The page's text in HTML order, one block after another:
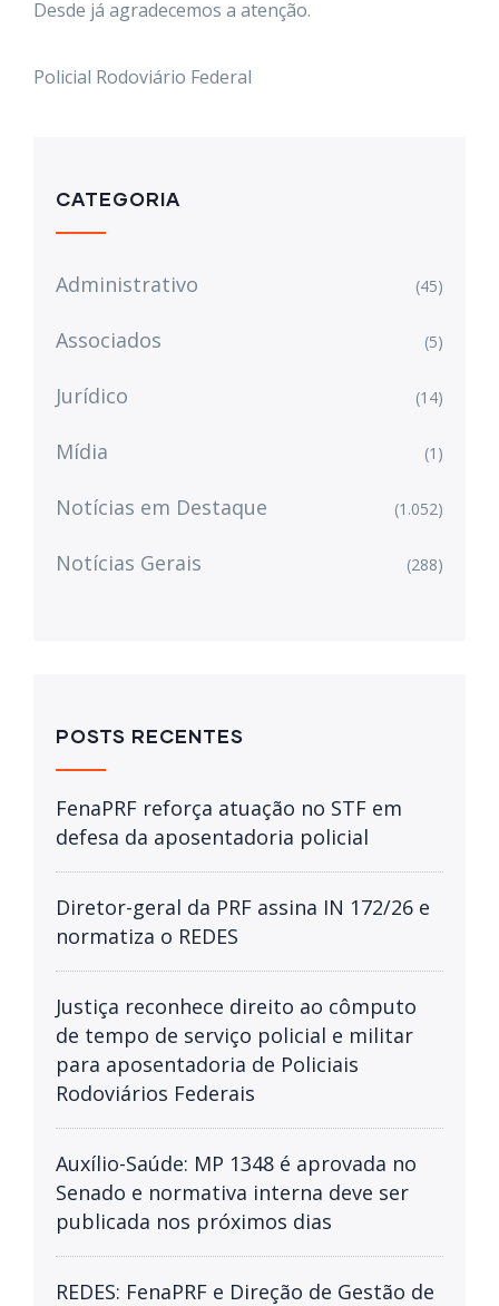
Desde já agradecemos a atenção.
Policial Rodoviário Federal
CATEGORIA
Administrativo (45)
Associados (5)
Jurídico (14)
Mídia (1)
Notícias em Destaque (1.052)
Notícias Gerais (288)
POSTS RECENTES
FenaPRF reforça atuação no STF em
defesa da aposentadoria policial
Diretor-geral da PRF assina IN 172/26 e
normatiza o REDES
Justiça reconhece direito ao cômputo
de tempo de serviço policial e militar
para aposentadoria de Policiais
Rodoviários Federais
Auxílio-Saúde: MP 1348 é aprovada no
Senado e normativa interna deve ser
publicada nos próximos dias
REDES: FenaPRF e Direção de Gestão de